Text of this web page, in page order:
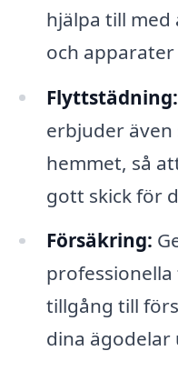
hjälpa till
och
Flyttstädning:
erbjuder
hemmet, så
gott skick för
Försäkring:
tillgång till
dina